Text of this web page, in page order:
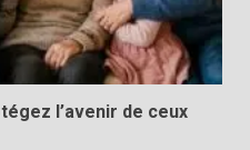
l’avenir de ceux